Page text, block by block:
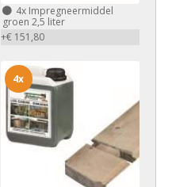
4xImpregneermiddel
groen 2,5 liter
+€ 151,80
4x